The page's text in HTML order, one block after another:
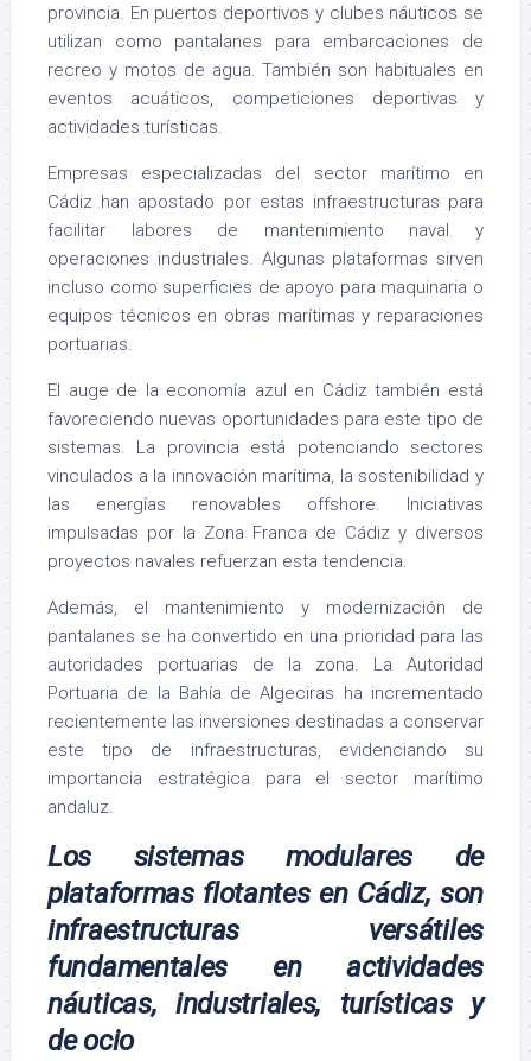
provincia. En puertos deportivos y clubes náuticos se
utilizan como pantalanes para embarcaciones de
recreo y motos de agua. También son habituales en
eventos acuáticos, competiciones deportivas y
actividades turísticas.
Empresas especializadas del sector marítimo en
Cádiz han apostado por estas infraestructuras para
facilitar labores de mantenimiento naval y
operaciones industriales. Algunas plataformas sirven
incluso como superficies de apoyo para maquinaria o
equipos técnicos en obras marítimas y reparaciones
portuarias.
El auge de la economía azul en Cádiz también está
favoreciendo nuevas oportunidades para este tipo de
sistemas. La provincia está potenciando sectores
vinculados a la innovación marítima, la sostenibilidad y
las energías renovables offshore. Iniciativas
impulsadas por la Zona Franca de Cádiz y diversos
proyectos navales refuerzan esta tendencia.
Además, el mantenimiento y modernización de
pantalanes se ha convertido en una prioridad para las
autoridades portuarias de la zona. La Autoridad
Portuaria de la Bahía de Algeciras ha incrementado
recientemente las inversiones destinadas a conservar
este tipo de infraestructuras, evidenciando su
importancia estratégica para el sector marítimo
andaluz.
Los sistemas modulares de
plataformas flotantes en Cádiz, son
infraestructuras versátiles
fundamentales en actividades
náuticas, industriales, turísticas y
de ocio